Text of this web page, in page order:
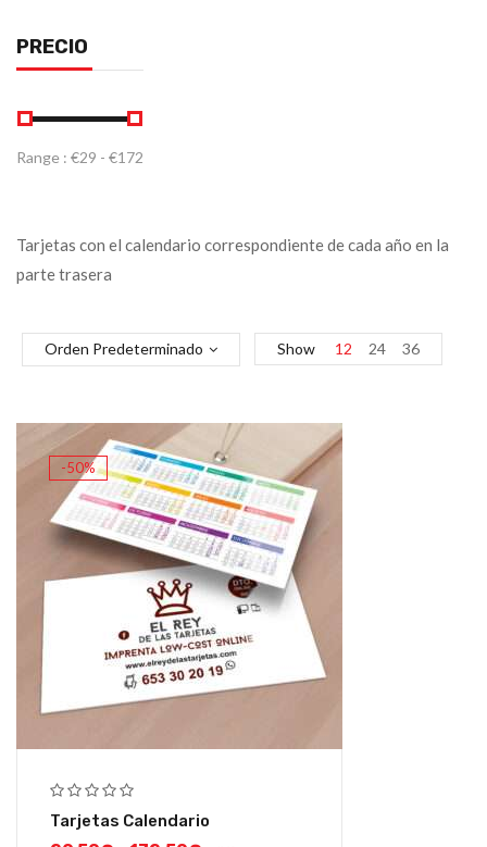
PRECIO
Range : €29 - €172
Tarjetas con el calendario correspondiente de cada año en la
parte trasera
Orden Predeterminado Show 12 24 36
-50%
Tarjetas Calendario